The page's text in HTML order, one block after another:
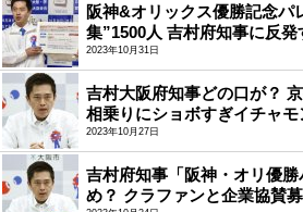
阪神&オリックス優勝記念パ
集”1500人 吉村府知事に反
2023年10月31日
吉村大阪府知事どの口が？
相乗りにショボすぎイチャモ
2023年10月27日
吉村府知事「阪神・オリ優
め？ クラファンと企業協賛